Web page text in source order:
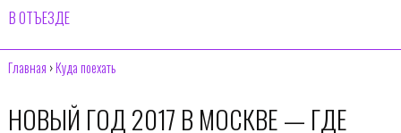
В ОТЪЕЗДЕ
Главная ›Куда поехать
НОВЫЙ ГОД 2017 В МОСКВЕ — ГДЕ